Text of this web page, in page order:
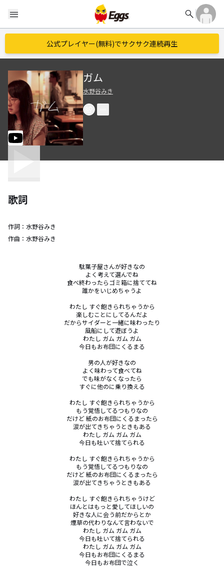
menu search
公式プレイヤー(無料)でサクサク連続再生
ガム
水野谷みき
歌詞
作詞： 水野谷みき
作曲： 水野谷みき
駄菓子屋さんが好きなの
よく考えて選んでね
食べ終わったらゴミ箱に捨ててね
誰かをいじめちゃうよ
わたし すぐ飽きられちゃうから
楽しむことにしてるんだよ
だからサイダーと一緒に味わったり
風船にして遊ぼうよ
わたし ガム ガム ガム
今日もお布団にくるまる
男の人が好きなの
よく味わって食べてね
でも味がなくなったら
すぐに他のに乗り換える
わたし すぐ飽きられちゃうから
もう覚悟してるつもりなの
だけど 紙のお布団にくるまったら
涙が出てきちゃうときもある
わたし ガム ガム ガム
今日も吐いて捨てられる
わたし すぐ飽きられちゃうから
もう覚悟してるつもりなの
だけど 紙のお布団にくるまったら
涙が出てきちゃうときもある
わたし すぐ飽きられちゃうけど
ほんとはもっと愛してほしいの
好きな人に会う前だからとか
煙草の代わりなんて言わないで
わたし ガム ガム ガム
今日も吐いて捨てられる
わたし ガム ガム ガム
今日もお布団にくるまる
今日もお布団で泣く